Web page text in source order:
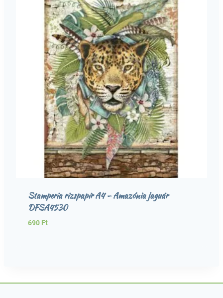
Stamperia rizspapír A4 – Amazónia jaguár
DFSA4530
690 Ft